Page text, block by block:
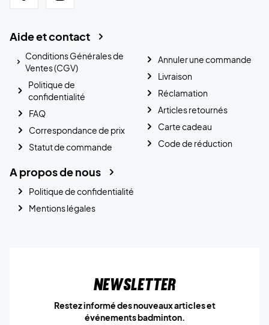
Aide et contact
Conditions Générales de
Ventes (CGV)
Politique de
confidentialité
FAQ
Correspondance de prix
Statut de commande
Annuler une commande
Livraison
Réclamation
Articles retournés
Carte cadeau
Code de réduction
A propos de nous
Politique de confidentialité
Mentions légales
Newsletter
Restez informé des nouveaux articles et
événements badminton.